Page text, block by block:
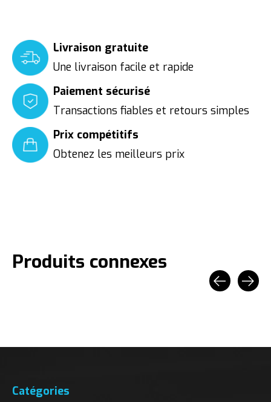
Livraison gratuite
Une livraison facile et rapide
Paiement sécurisé
Transactions fiables et retours simples
Prix compétitifs
Obtenez les meilleurs prix
Produits connexes
Catégories